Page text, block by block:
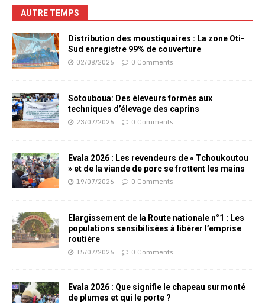
AUTRE TEMPS
Distribution des moustiquaires : La zone Oti-
Sud enregistre 99% de couverture
02/08/2026 0 Comments
Sotouboua: Des éleveurs formés aux
techniques d’élevage des caprins
23/07/2026 0 Comments
Evala 2026 : Les revendeurs de « Tchoukoutou
» et de la viande de porc se frottent les mains
19/07/2026 0 Comments
Elargissement de la Route nationale n°1 : Les
populations sensibilisées à libérer l’emprise
routière
15/07/2026 0 Comments
Evala 2026 : Que signifie le chapeau surmonté
de plumes et qui le porte ?